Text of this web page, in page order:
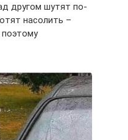
другом шутят по-
насолить –